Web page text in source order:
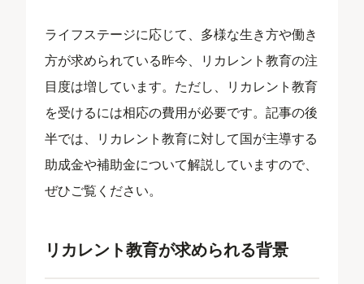
ライフステージに応じて、多様な生き方や働き
方が求められている昨今、リカレント教育の注
目度は増しています。ただし、リカレント教育
を受けるには相応の費用が必要です。記事の後
半では、リカレント教育に対して国が主導する
助成金や補助金について解説していますので、
ぜひご覧ください。
リカレント教育が求められる背景